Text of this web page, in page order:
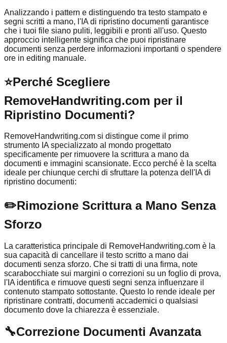
Analizzando i pattern e distinguendo tra testo stampato e
segni scritti a mano, l'IA di ripristino documenti garantisce
che i tuoi file siano puliti, leggibili e pronti all'uso. Questo
approccio intelligente significa che puoi ripristinare
documenti senza perdere informazioni importanti o spendere
ore in editing manuale.
⭐Perché Scegliere
RemoveHandwriting.com per il
Ripristino Documenti?
RemoveHandwriting.com si distingue come il primo
strumento IA specializzato al mondo progettato
specificamente per rimuovere la scrittura a mano da
documenti e immagini scansionate. Ecco perché è la scelta
ideale per chiunque cerchi di sfruttare la potenza dell'IA di
ripristino documenti:
✏️Rimozione Scrittura a Mano Senza
Sforzo
La caratteristica principale di RemoveHandwriting.com è la
sua capacità di cancellare il testo scritto a mano dai
documenti senza sforzo. Che si tratti di una firma, note
scarabocchiate sui margini o correzioni su un foglio di prova,
l'IA identifica e rimuove questi segni senza influenzare il
contenuto stampato sottostante. Questo lo rende ideale per
ripristinare contratti, documenti accademici o qualsiasi
documento dove la chiarezza è essenziale.
🔧Correzione Documenti Avanzata